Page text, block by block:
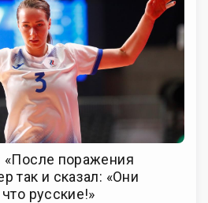
«После поражения
так и сказал: «Они
русские!»